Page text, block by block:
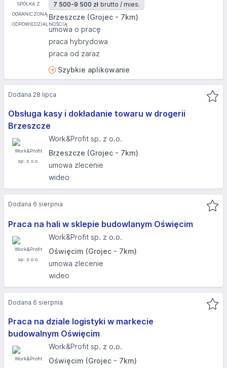
7 500-9 500 zł brutto / mies.
Brzeszcze (Grojec - 7km)
umowa o pracę
praca hybrydowa
praca od zaraz
Szybkie aplikowanie
Obsługa kasy i dokładanie towaru w drogerii
Brzeszcze
Work&Profit sp. z o.o.
Brzeszcze (Grojec - 7km)
umowa zlecenie
wideo
Dodana 28 lipca
Praca na hali w sklepie budowlanym Oświęcim
Work&Profit sp. z o.o.
Oświęcim (Grojec - 7km)
umowa zlecenie
wideo
Dodana 6 sierpnia
Praca na dziale logistyki w markecie
budowalnym Oświęcim
Work&Profit sp. z o.o.
Oświęcim (Grojec - 7km)
Dodana 6 sierpnia